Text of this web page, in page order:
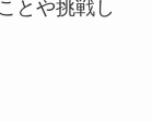
とや挑戦し